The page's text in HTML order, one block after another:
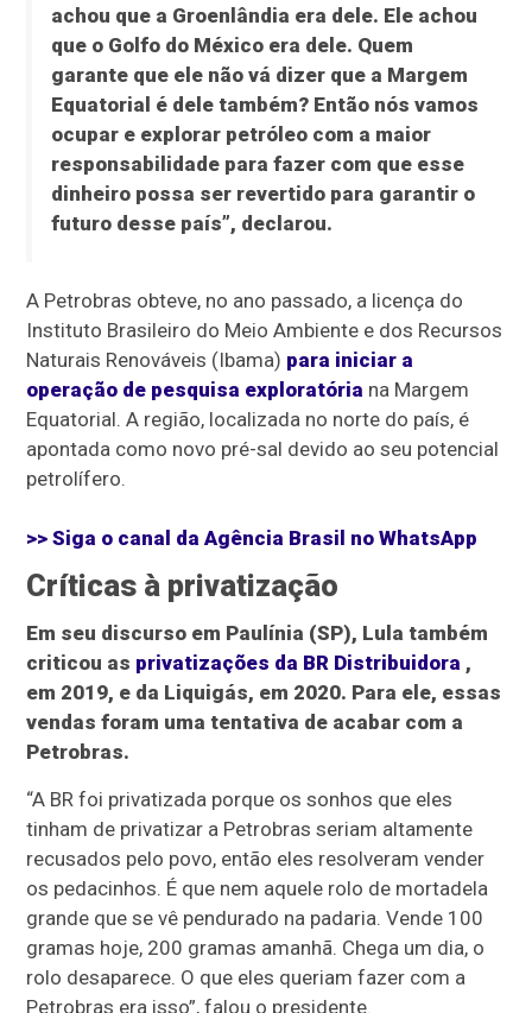
achou que a Groenlândia era dele. Ele achou
que o Golfo do México era dele. Quem
garante que ele não vá dizer que a Margem
Equatorial é dele também? Então nós vamos
ocupar e explorar petróleo com a maior
responsabilidade para fazer com que esse
dinheiro possa ser revertido para garantir o
futuro desse país”, declarou.
A Petrobras obteve, no ano passado, a licença do
Instituto Brasileiro do Meio Ambiente e dos Recursos
Naturais Renováveis (Ibama) para iniciar a
operação de pesquisa exploratória na Margem
Equatorial. A região, localizada no norte do país, é
apontada como novo pré-sal devido ao seu potencial
petrolífero.
>> Siga o canal daAgência Brasil no WhatsApp
Críticas à privatização
Em seu discurso em Paulínia (SP), Lula também
criticou as privatizações da BR Distribuidora ,
em 2019, e da Liquigás, em 2020. Para ele, essas
vendas foram uma tentativa de acabar com a
Petrobras.
“A BR foi privatizada porque os sonhos que eles
tinham de privatizar a Petrobras seriam altamente
recusados pelo povo, então eles resolveram vender
os pedacinhos. É que nem aquele rolo de mortadela
grande que se vê pendurado na padaria. Vende 100
gramas hoje, 200 gramas amanhã. Chega um dia, o
rolo desaparece. O que eles queriam fazer com a
Petrobras era isso”, falou o presidente.